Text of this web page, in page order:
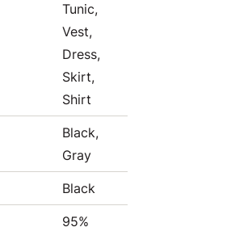
Tunic,
Vest,
Dress,
Skirt,
Shirt
Black,
Gray
Black
95%